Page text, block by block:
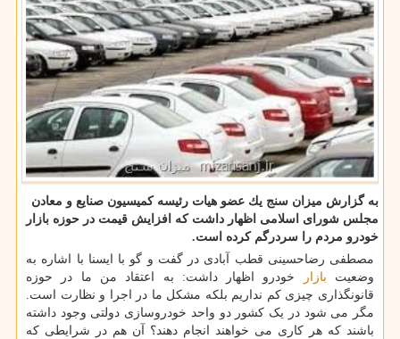
به گزارش میزان سنج یك عضو هیات رئیسه كمیسیون صنایع و معادن
مجلس شورای اسلامی اظهار داشت كه افزایش قیمت در حوزه بازار
خودرو مردم را سردرگم كرده است.
مصطفی رضاحسینی قطب آبادی در گفت و گو با ایسنا با اشاره به
وضعیت بازار
خودرو اظهار داشت: به اعتقاد من ما در حوزه
قانونگذاری چیزی کم نداریم بلکه مشکل ما در اجرا و نظارت است.
مگر می شود در یک کشور دو واحد خودروسازی دولتی وجود داشته
باشند که هر کاری می خواهند انجام دهند؟ آن هم در شرایطی که